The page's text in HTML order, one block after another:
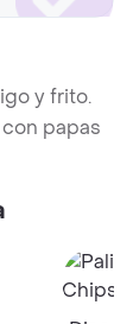
y frito.
papas